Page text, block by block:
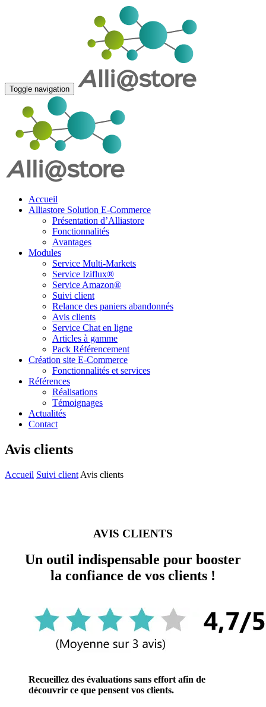
Toggle navigation
Accueil
Alliastore Solution E-Commerce
Présentation d’Alliastore
Fonctionnalités
Avantages
Modules
Service Multi-Markets
Service Iziflux®
Service Amazon®
Suivi client
Relance des paniers abandonnés
Avis clients
Service Chat en ligne
Articles à gamme
Pack Référencement
Création site E-Commerce
Fonctionnalités et services
Références
Réalisations
Témoignages
Actualités
Contact
Avis clients
Accueil Suivi client Avis clients
AVIS CLIENTS
Un outil indispensable pour booster
la confiance de vos clients !
Recueillez des évaluations sans effort afin de
découvrir ce que pensent vos clients.